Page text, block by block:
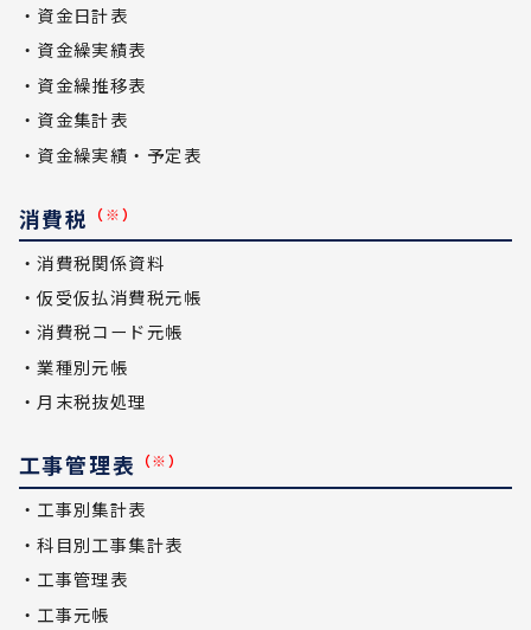
・資金日計表
・資金繰実績表
・資金繰推移表
・資金集計表
・資金繰実績・予定表
消費税 （※）
・消費税関係資料
・仮受仮払消費税元帳
・消費税コード元帳
・業種別元帳
・月末税抜処理
工事管理表 （※）
・工事別集計表
・科目別工事集計表
・工事管理表
・工事元帳